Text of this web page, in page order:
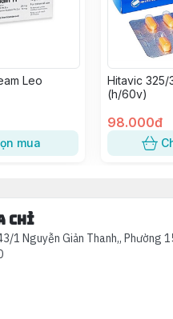
Leo
mua
Hitavic 325/
(h/60v)
98.000đ
chỉ
1 Nguyễn Giản Thanh,, Phường